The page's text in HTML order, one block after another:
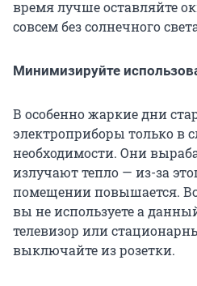
время лучше оставляйте
совсем без солнечного
Минимизируйте
В особенно жаркие дни
электроприборы только в
необходимости. Они
излучают тепло — из-за
помещении повышается.
вы не используете а
телевизор или
выключайте из розетки.